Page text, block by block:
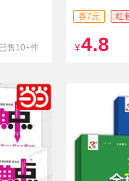
已售10+件
人教版
券7元 红
¥4.8